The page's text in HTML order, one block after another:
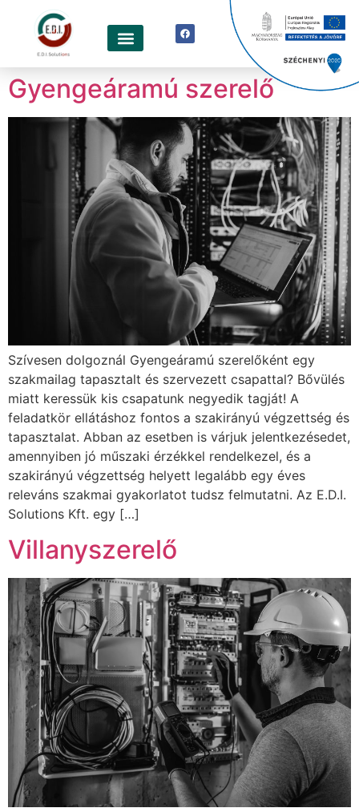
Gyengeáramú szerelő
Szívesen dolgoznál Gyengeáramú szerelőként egy
szakmailag tapasztalt és szervezett csapattal? Bővülés
miatt keressük kis csapatunk negyedik tagját! A
feladatkör ellátáshoz fontos a szakirányú végzettség és
tapasztalat. Abban az esetben is várjuk jelentkezésedet,
amennyiben jó műszaki érzékkel rendelkezel, és a
szakirányú végzettség helyett legalább egy éves
releváns szakmai gyakorlatot tudsz felmutatni. Az E.D.I.
Solutions Kft. egy […]
Villanyszerelő